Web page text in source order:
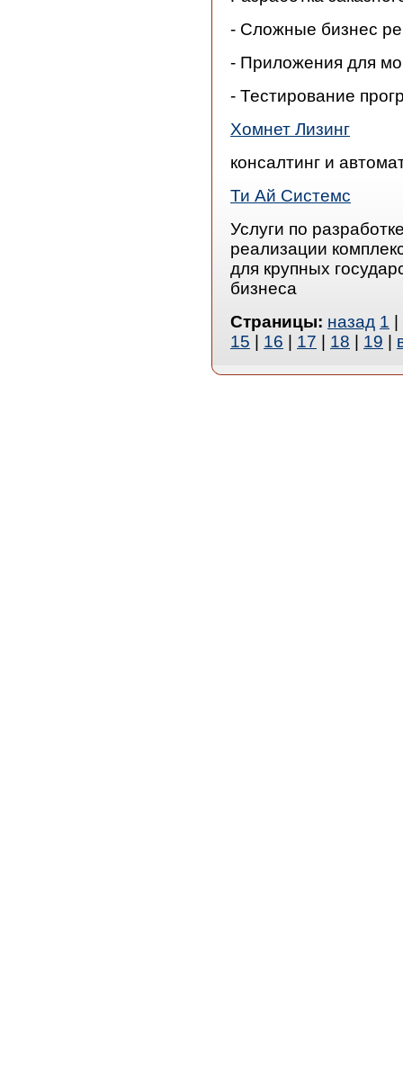
- Сложные бизнес
- Приложения для
- Тестирование
Хомнет Лизинг
консалтинг и
Ти Ай Системс
Услуги по
реализации
для крупных
бизнеса
Страницы: назад 1
15
16 17 18 19